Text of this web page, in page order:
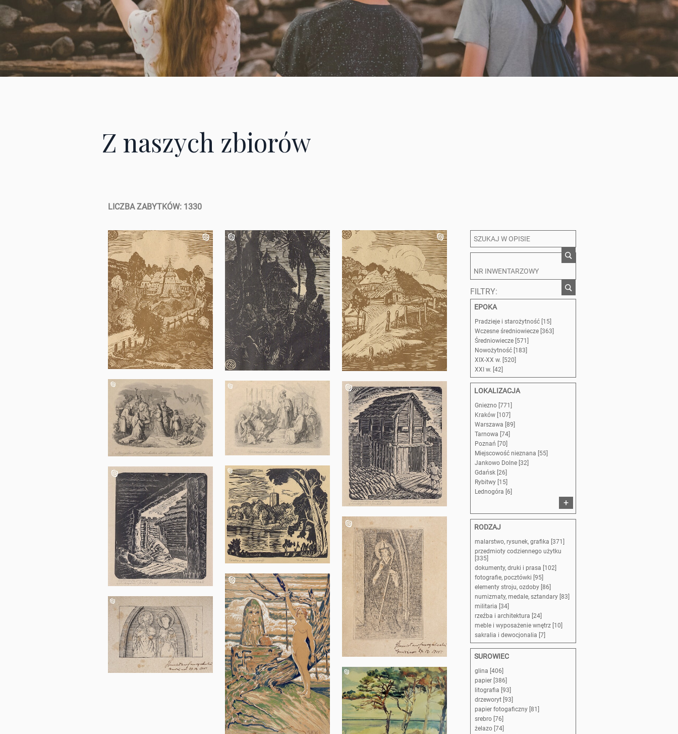
Z naszych zbiorów
LICZBA ZABYTKÓW: 1330
FILTRY:
EPOKA
Pradzieje i starożytność [15]
Wczesne średniowiecze [363]
Średniowiecze [571]
Nowożytność [183]
XIX-XX w. [520]
XXI w. [42]
LOKALIZACJA
Gniezno [771]
Kraków [107]
Warszawa [89]
Tarnowa [74]
Poznań [70]
Miejscowość nieznana [55]
Jankowo Dolne [32]
Gdańsk [26]
Rybitwy [15]
Lednogóra [6]
+
RODZAJ
malarstwo, rysunek, grafika [371]
przedmioty codziennego użytku
[335]
dokumenty, druki i prasa [102]
fotografie, pocztówki [95]
elementy stroju, ozdoby [86]
numizmaty, medale, sztandary [83]
militaria [34]
rzeźba i architektura [24]
meble i wyposażenie wnętrz [10]
sakralia i dewocjonalia [7]
SUROWIEC
glina [406]
papier [386]
litografia [93]
drzeworyt [93]
papier fotogaficzny [81]
srebro [76]
żelazo [74]